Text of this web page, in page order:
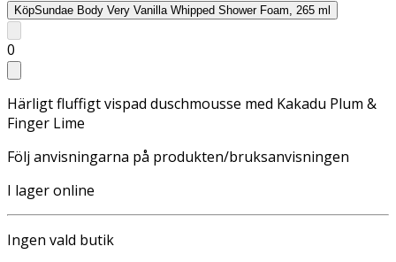
KöpSundae Body Very Vanilla Whipped Shower Foam, 265 ml
0
Härligt fluffigt vispad duschmousse med Kakadu Plum &
Finger Lime
Följ anvisningarna på produkten/bruksanvisningen
I lager online
Ingen vald butik